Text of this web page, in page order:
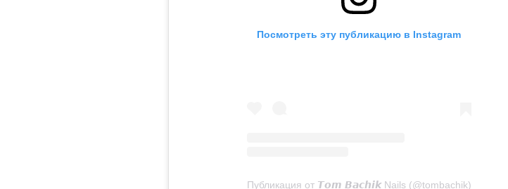
Посмотреть эту публикацию в Instagram
Публикация от 𝙏𝙤𝙢 𝘽𝙖𝙘𝙝𝙞𝙠 Nails (@tombachik)